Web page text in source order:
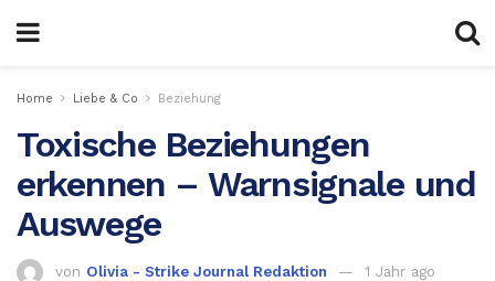
Home Liebe & Co Beziehung
Toxische Beziehungen
erkennen – Warnsignale und
Auswege
von Olivia - Strike Journal Redaktion 1 Jahr ago